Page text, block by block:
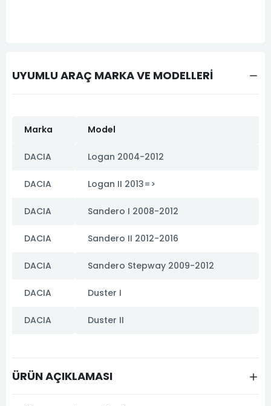
UYUMLU ARAÇ MARKA VE MODELLERİ
Marka Model
DACIA Logan 2004-2012
DACIA Logan II 2013=>
DACIA Sandero I 2008-2012
DACIA Sandero II 2012-2016
DACIA Sandero Stepway 2009-2012
DACIA Duster I
DACIA Duster II
ÜRÜN AÇIKLAMASI